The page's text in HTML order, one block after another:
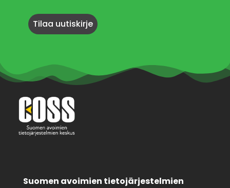
Suomen avoimien tietojärjestelmien